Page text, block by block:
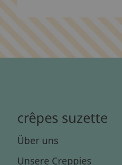
crêpes suzette
Über uns
Unsere Creppies